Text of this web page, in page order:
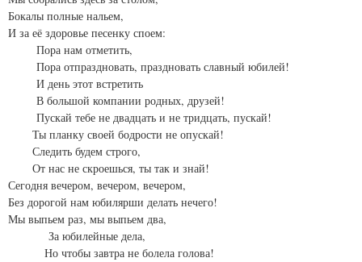
Бокалы полные нальем,
И за её здоровье песенку споем:
Пора нам отметить,
Пора отпраздновать, праздновать славный юбилей!
И день этот встретить
В большой компании родных, друзей!
Пускай тебе не двадцать и не тридцать, пускай!
Ты планку своей бодрости не опускай!
Следить будем строго,
От нас не скроешься, ты так и знай!
Сегодня вечером, вечером, вечером,
Без дорогой нам юбилярши делать нечего!
Мы выпьем раз, мы выпьем два,
За юбилейные дела,
Но чтобы завтра не болела голова!